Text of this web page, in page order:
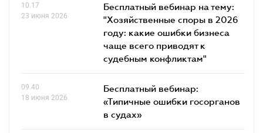
10.17
23 июня 2026
Бесплатный вебинар на тему:
"Хозяйственные споры в 2026
году: какие ошибки бизнеса
чаще всего приводят к
судебным конфликтам"
09.40
18 июня 2026
Бесплатный вебинар:
«Типичные ошибки госорганов
в судах»